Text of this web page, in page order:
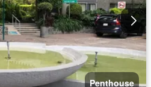
Penthouse